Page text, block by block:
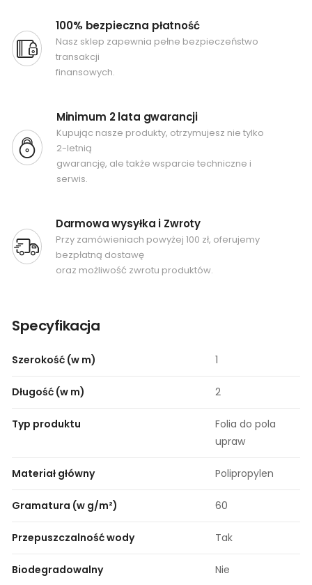
100% bezpieczna płatność
Nasz sklep zapewnia pełne bezpieczeństwo
transakcji
finansowych.
Minimum 2 lata gwarancji
Kupując nasze produkty, otrzymujesz nie tylko
2-letnią
gwarancję, ale także wsparcie techniczne i
serwis.
Darmowa wysyłka i Zwroty
Przy zamówieniach powyżej 100 zł, oferujemy
bezpłatną dostawę
oraz możliwość zwrotu produktów.
Specyfikacja
Szerokość (w m) 1
Długość (w m) 2
Typ produktu
Folia do pola
upraw
Materiał główny Polipropylen
Gramatura (w g/m²) 60
Przepuszczalność wody Tak
Biodegradowalny Nie